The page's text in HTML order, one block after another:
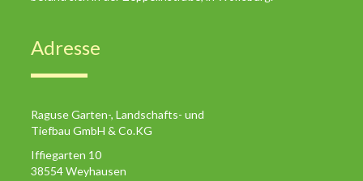
Adresse
Raguse Garten-, Landschafts- und
Tiefbau GmbH & Co.KG
Iffiegarten 10
38554 Weyhausen